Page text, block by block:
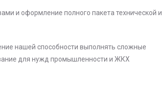
и оформление полного пакета технической и
нашей способности выполнять сложные
для нужд промышленности и ЖКХ